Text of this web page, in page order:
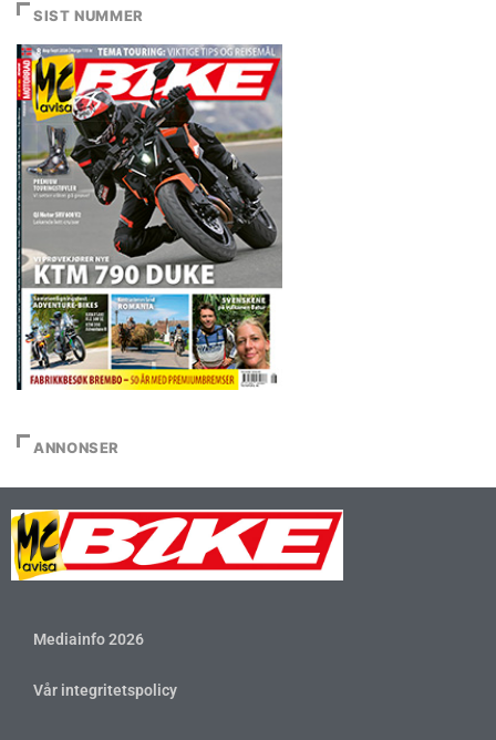
SIST NUMMER
ANNONSER
Mediainfo 2026
Vår integritetspolicy